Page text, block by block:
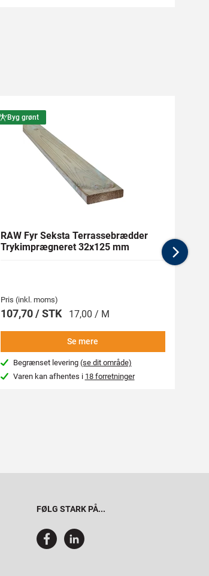
Byg grønt
RAW Fyr Seksta Terrassebrædder
Trykimprægneret 32x125 mm
Pris (inkl. moms)
107,70 / STK 17,00 / M
Se mere
Begrænset levering (se dit område)
Varen kan afhentes i 18 forretninger
mm
FØLG STARK PÅ...